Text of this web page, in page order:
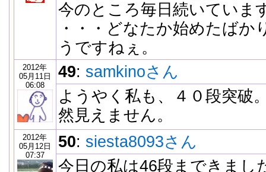
今のところ毎日続いていま
・・・どなたか始めたばか
うですねぇ。
2012年
05月11日
06:08
49: samkinoさん
ようやく私も、４０段突
然見えません。
2012年
05月12日
07:37
50: siesta8093さん
今日の私は46段まできまし